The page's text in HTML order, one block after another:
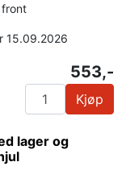
15.09.2026
553,-
Kjøp
lager og